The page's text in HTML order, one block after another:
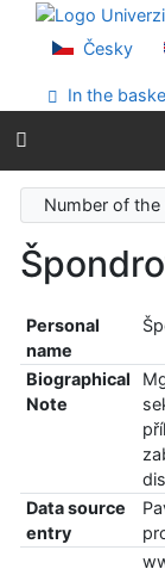
Go to content
Go to menu
Accessibility
Česky
In the
Number of the
Personal
name
Biographical
Note
Data source
entry